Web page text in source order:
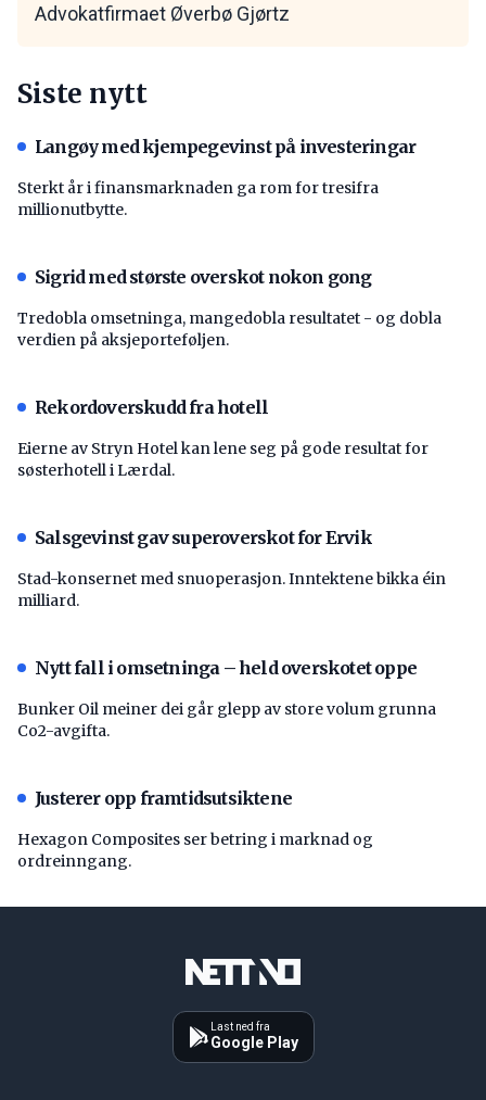
Advokatfirmaet Øverbø Gjørtz
Siste nytt
Langøy med kjempegevinst på investeringar
Sterkt år i finansmarknaden ga rom for tresifra
millionutbytte.
Sigrid med største overskot nokon gong
Tredobla omsetninga, mangedobla resultatet - og dobla
verdien på aksjeporteføljen.
Rekordoverskudd fra hotell
Eierne av Stryn Hotel kan lene seg på gode resultat for
søsterhotell i Lærdal.
Salsgevinst gav superoverskot for Ervik
Stad-konsernet med snuoperasjon. Inntektene bikka éin
milliard.
Nytt fall i omsetninga – held overskotet oppe
Bunker Oil meiner dei går glepp av store volum grunna
Co2-avgifta.
Justerer opp framtidsutsiktene
Hexagon Composites ser betring i marknad og
ordreinngang.
Last ned fra
Google Play